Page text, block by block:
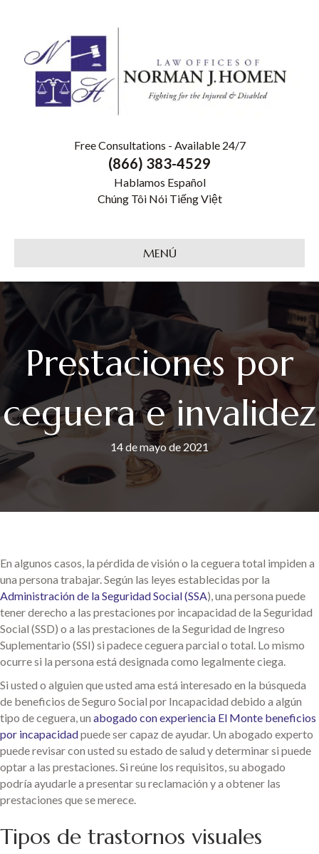
Free Consultations - Available 24/7
(866) 383-4529
Hablamos Español
Chúng Tôi Nói Tiếng Việt
MENÚ
Prestaciones por
ceguera e invalidez
14 de mayo de 2021
En algunos casos, la pérdida de visión o la ceguera total impiden a
una persona trabajar. Según las leyes establecidas por la
Administración de la Seguridad Social (SSA), una persona puede
tener derecho a las prestaciones por incapacidad de la Seguridad
Social (SSD) o a las prestaciones de la Seguridad de Ingreso
Suplementario (SSI) si padece ceguera parcial o total. Lo mismo
ocurre si la persona está designada como legalmente ciega.
Si usted o alguien que usted ama está interesado en la búsqueda
de beneficios de Seguro Social por Incapacidad debido a algún
tipo de ceguera, un abogado con experiencia El Monte beneficios
por incapacidadpuede ser capaz de ayudar. Un abogado experto
puede revisar con usted su estado de salud y determinar si puede
optar a las prestaciones. Si reúne los requisitos, su abogado
podría ayudarle a presentar su reclamación y a obtener las
prestaciones que se merece.
Tipos de trastornos visuales